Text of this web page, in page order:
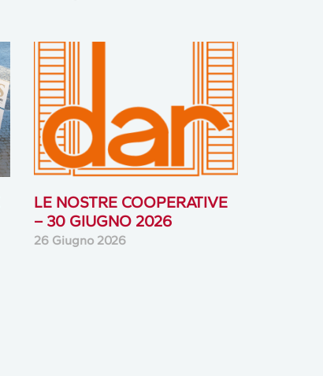
LE NOSTRE COOPERATIVE
– 30 GIUGNO 2026
26 Giugno 2026